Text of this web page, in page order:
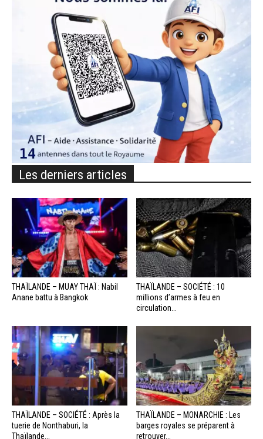
Les derniers articles
THAÏLANDE – MUAY THAÏ : Nabil
Anane battu à Bangkok
THAÏLANDE – SOCIÉTÉ : 10
millions d’armes à feu en
circulation...
THAÏLANDE – SOCIÉTÉ : Après la
tuerie de Nonthaburi, la
Thaïlande...
THAÏLANDE – MONARCHIE : Les
barges royales se préparent à
retrouver...